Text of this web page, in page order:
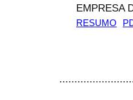
EMPRESA
RESUMO